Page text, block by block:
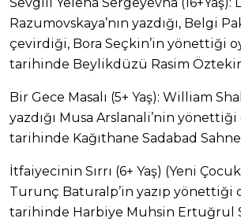
Razumovskaya’nın yazdığı, Belgi
çevirdiği, Bora Seçkin’in yönettiği
tarihinde Beylikdüzü Rasim Öztekin
Bir Gece Masalı (5+ Yaş): William
yazdığı Musa Arslanali’nin yönettiği
tarihinde Kağıthane Sadabad
İtfaiyecinin Sırrı (6+ Yaş) (Yeni
Turunç Baturalp’in yazıp yönettiği
tarihinde Harbiye Muhsin Ertuğrul